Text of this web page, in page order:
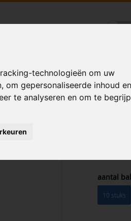
technologieën om uw
gepersonaliseerde inhoud en
te analyseren en om te
Nederland
VERHUUR BEDRUKKEN
aantal
10 stuks